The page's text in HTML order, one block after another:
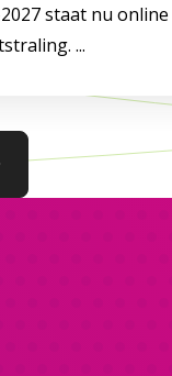
staat nu online
...